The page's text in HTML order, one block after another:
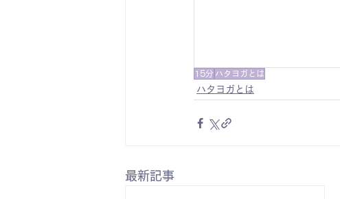
15分 ハタヨガとは
ハタヨガとは
最新記事